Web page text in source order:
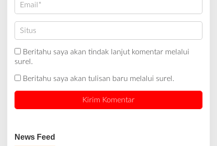
Beritahu saya akan tindak lanjut komentar melalui
surel.
Beritahu saya akan tulisan baru melalui surel.
News Feed